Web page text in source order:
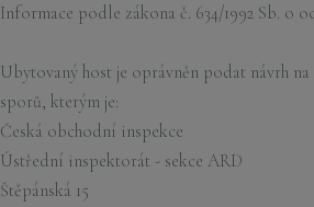
Informace podle zákona č. 634/1992 Sb. o
Ubytovaný host je oprávněn podat návrh
sporů, kterým je:
Česká obchodní inspekce
Ústřední inspektorát - sekce ARD
Štěpánská 15